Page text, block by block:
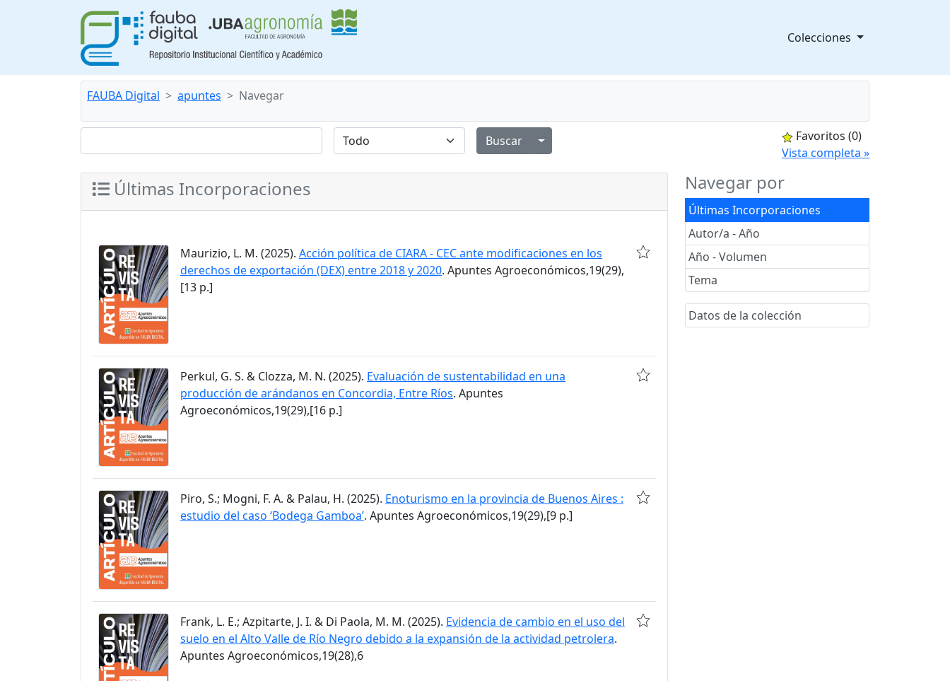
Colecciones
FAUBA Digital apuntes Navegar
Alternar menú desplegable
Favoritos (0)
Vista completa »
Navegar por
Últimas Incorporaciones
Autor/a - Año
Año - Volumen
Tema
Datos de la colección
Últimas Incorporaciones
Maurizio, L. M. (2025). Acción política de CIARA - CEC ante modificaciones en los
derechos de exportación (DEX) entre 2018 y 2020. Apuntes Agroeconómicos,19(29),
[13 p.]
Perkul, G. S. & Clozza, M. N. (2025). Evaluación de sustentabilidad en una
producción de arándanos en Concordia, Entre Ríos. Apuntes
Agroeconómicos,19(29),[16 p.]
Piro, S.; Mogni, F. A. & Palau, H. (2025). Enoturismo en la provincia de Buenos Aires :
estudio del caso ‘Bodega Gamboa’. Apuntes Agroeconómicos,19(29),[9 p.]
Frank, L. E.; Azpitarte, J. I. & Di Paola, M. M. (2025). Evidencia de cambio en el uso del
suelo en el Alto Valle de Río Negro debido a la expansión de la actividad petrolera.
Apuntes Agroeconómicos,19(28),6